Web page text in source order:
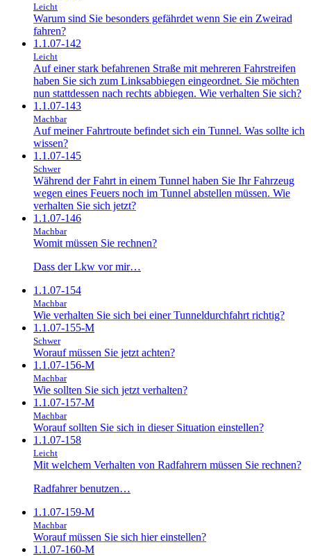
Leicht
Warum sind Sie besonders gefährdet wenn Sie ein Zweirad
fahren?
1.1.07-142
Leicht
Auf einer stark befahrenen Straße mit mehreren Fahrstreifen
haben Sie sich zum Linksabbiegen eingeordnet. Sie möchten
nun stattdessen nach rechts abbiegen. Wie verhalten Sie sich?
1.1.07-143
Machbar
Auf meiner Fahrtroute befindet sich ein Tunnel. Was sollte ich
wissen?
1.1.07-145
Schwer
Während der Fahrt in einem Tunnel haben Sie Ihr Fahrzeug
wegen eines Feuers noch im Tunnel abstellen müssen. Wie
verhalten Sie sich jetzt?
1.1.07-146
Machbar
Womit müssen Sie rechnen?
Dass der Lkw vor mir…
1.1.07-154
Machbar
Wie verhalten Sie sich bei einer Tunneldurchfahrt richtig?
1.1.07-155-M
Schwer
Worauf müssen Sie jetzt achten?
1.1.07-156-M
Machbar
Wie sollten Sie sich jetzt verhalten?
1.1.07-157-M
Machbar
Worauf sollten Sie sich in dieser Situation einstellen?
1.1.07-158
Leicht
Mit welchem Verhalten von Radfahrern müssen Sie rechnen?
Radfahrer benutzen…
1.1.07-159-M
Machbar
Worauf müssen Sie sich hier einstellen?
1.1.07-160-M